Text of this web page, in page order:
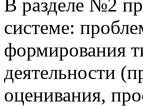
В разделе №2
системе:
формирования
деятельности
оценивания,